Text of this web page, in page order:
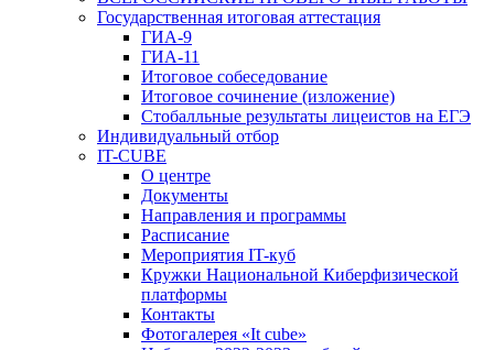
Государственная итоговая аттестация
ГИА-9
ГИА-11
Итоговое собеседование
Итоговое сочинение (изложение)
Стобалльные результаты лицеистов на ЕГЭ
Индивидуальный отбор
IT-CUBE
О центре
Документы
Направления и программы
Расписание
Мероприятия IT-куб
Кружки Национальной Киберфизической
платформы
Контакты
Фотогалерея «It cube»